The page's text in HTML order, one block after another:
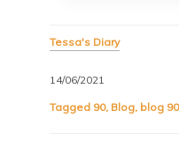
Tessa's Diary
14/06/2021
Tagged 90, Blog, blog 90